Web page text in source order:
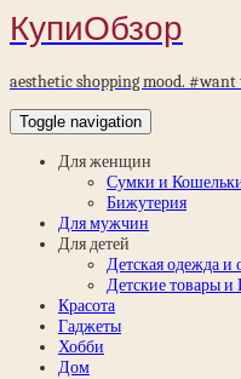
КупиОбзор
aesthetic shopping mood.
Toggle navigation
Для женщин
Сумки и
Бижутерия
Для мужчин
Для детей
Детская одежда и
Детские товары
Красота
Гаджеты
Хобби
Дом